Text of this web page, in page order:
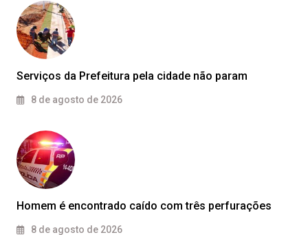
Serviços da Prefeitura pela cidade não param
8 de agosto de 2026
Homem é encontrado caído com três perfurações
8 de agosto de 2026